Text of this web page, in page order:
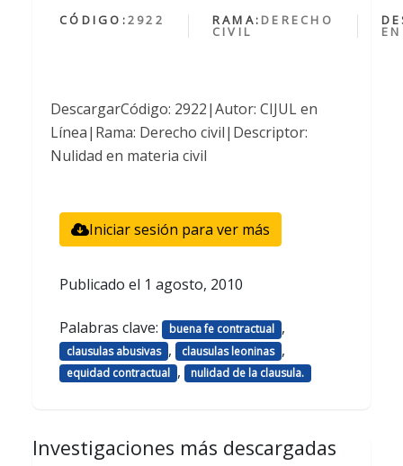
CÓDIGO:2922 RAMA: DERECHO
CIVIL
DescargarCódigo: 2922|Autor: CIJUL en
Línea|Rama: Derecho civil|Descriptor:
Nulidad en materia civil
Iniciar sesión para ver más
Publicado el 1 agosto, 2010
Palabras clave: buena fe contractual ,
clausulas abusivas , clausulas leoninas ,
equidad contractual , nulidad de la clausula.
Investigaciones más descargadas